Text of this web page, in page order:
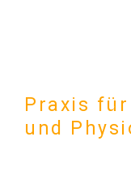
Praxis für
und